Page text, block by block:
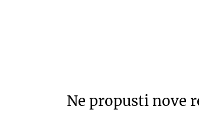
Ne propusti nove